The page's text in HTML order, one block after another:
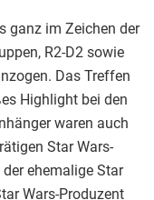
ganz im Zeichen der
R2-D2 sowie
Das Treffen
Highlight bei den
waren auch
Star Wars-
ehemalige Star
Wars-Produzent